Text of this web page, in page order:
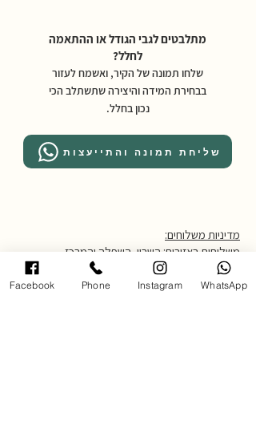
מתלבטים לגבי הגודל או ההתאמה
לחלל?
שלחו תמונה של הקיר, ואשמח לעזור
בבחירת המידה והיצירה שתשתלב הכי
נכון בחלל.
שליחת תמונה והתייעצות
מדיניות משלוחים:
משלוחים באזורים: השרון, השפלה והמרכז
*לאזורים מרוחקים יותר יש ליצור קשר.
עלות דמי משלוח: 250 ש״ח
Facebook Phone Instagram WhatsApp